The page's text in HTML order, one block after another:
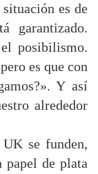
es de
garantizado.
posibilismo.
es que con
Y así
alrededor
se funden,
papel de plata